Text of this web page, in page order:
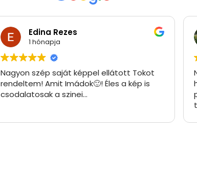
Edina Rezes
1 hónapja
Nagyon szép saját képpel ellátott Tokot
rendeltem! Amit Imádok🙂! Éles a kép is
csodalatosak a szinei…